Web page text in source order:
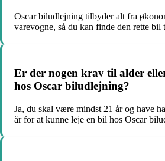
Oscar biludlejning tilbyder alt fra
varevogne, så du kan finde den rette bil
Er der nogen krav til alder
hos Oscar biludlejning?
Ja, du skal være mindst 21 år og have
år for at kunne leje en bil hos Oscar